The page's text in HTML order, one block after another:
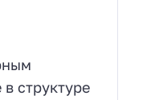
структуре